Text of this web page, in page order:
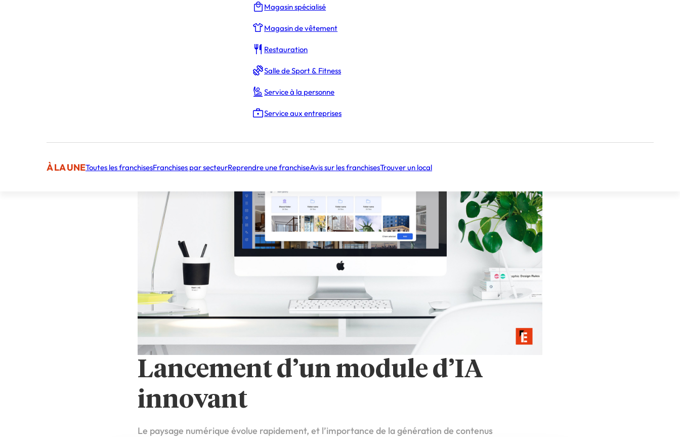
Magasin spécialisé
Magasin de vêtement
Restauration
Salle de Sport & Fitness
Service à la personne
Service aux entreprises
À LA UNEToutes les franchisesFranchises par secteurReprendre une franchiseAvis sur les franchisesTrouver un local
Publié par La Rédaction
Presentation de XO7 Agency
Lancement d’un module d’IA
innovant
Le paysage numérique évolue rapidement, et l’importance de la génération de contenus